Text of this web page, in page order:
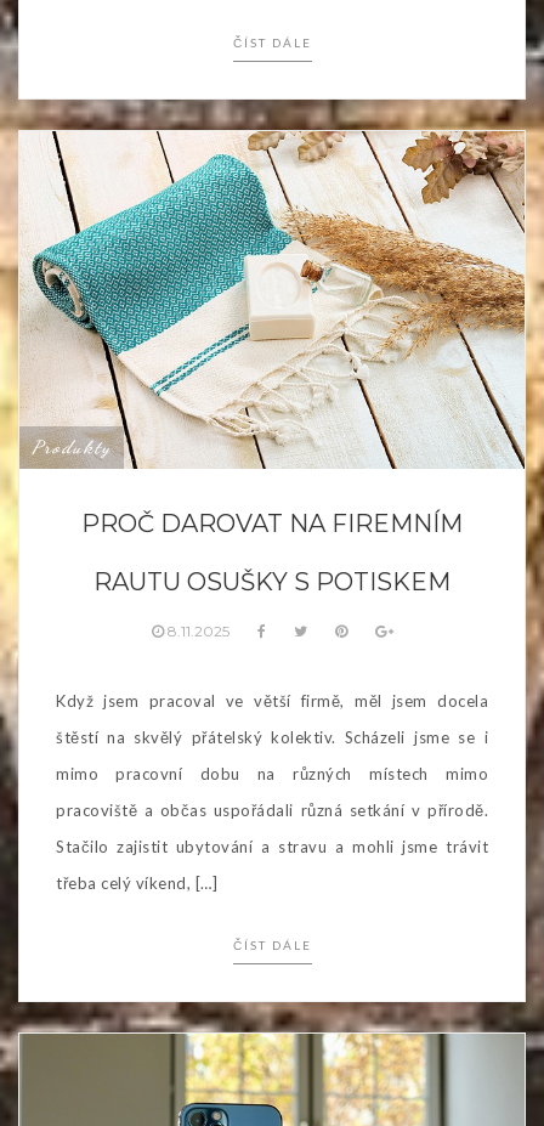
ČÍST DÁLE
Produkty
PROČ DAROVAT NA FIREMNÍM
RAUTU OSUŠKY S POTISKEM
8.11.2025
Když jsem pracoval ve větší firmě, měl jsem docela
štěstí na skvělý přátelský kolektiv. Scházeli jsme se i
mimo pracovní dobu na různých místech mimo
pracoviště a občas uspořádali různá setkání v přírodě.
Stačilo zajistit ubytování a stravu a mohli jsme trávit
třeba celý víkend, […]
ČÍST DÁLE